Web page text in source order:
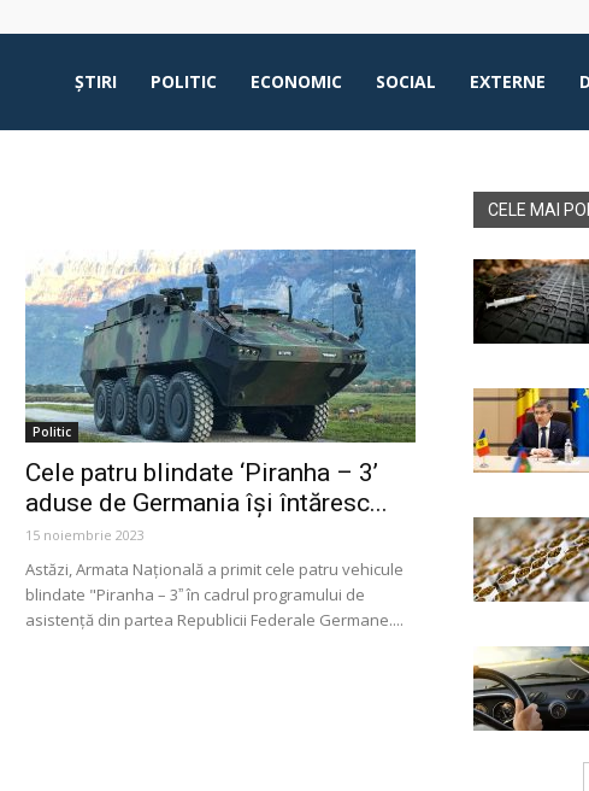
ŞTIRI POLITIC ECONOMIC SOCIAL EXTERNE
Politic
Cele patru blindate ‘Piranha – 3’
aduse de Germania își întăresc...
15 noiembrie 2023
Astăzi, Armata Națională a primit cele patru vehicule
blindate "Piranha – 3ˮ în cadrul programului de
asistență din partea Republicii Federale Germane....
CELE MAI